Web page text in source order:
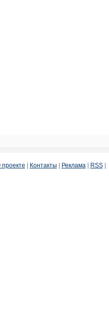
проекте Контакты Реклама| RSS|